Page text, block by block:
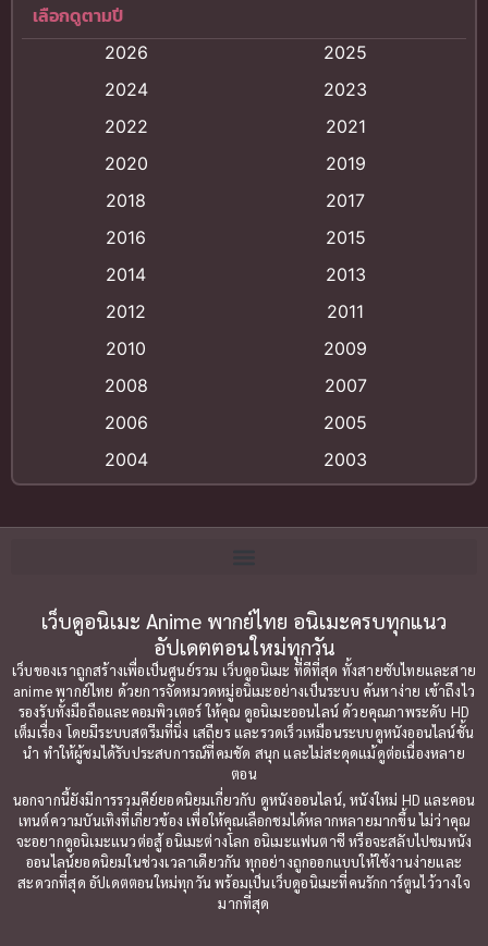
Anal (ประตูหลัง)
Animation การ์ตูน
Animation อนิเมะ
Animation แอนิเมชัน
(9)
Big tits (นมใหญ่)
Bitch (ผู้หญิงร่าน)
Bondage (ทาส)(1)
Censored (เซ็นเซอร์)(19)
Comedy (ตลก)(79)
Comedy ตลก
Comic Book การ์ตูน(1)
Coming of Age ก้าวพ้นวัย (7)
(6)
เลือกดูตามปี
2026
2025
2024
2023
2022
2021
2020
2019
2018
2017
2016
2015
2014
2013
2012
2011
2010
2009
2008
2007
2006
2005
2004
2003
2000
1999
1996
1990
1989
1988
1987
1985
1984
1983
1982
1981
1980
1979
1977
1972
เว็บดูอนิเมะ Anime พากย์ไทย อนิเมะครบทุกแนว
อัปเดตตอนใหม่ทุกวัน
เว็บของเราถูกสร้างเพื่อเป็นศูนย์รวม เว็บดูอนิเมะ ที่ดีที่สุด ทั้งสายซับไทยและสาย
anime พากย์ไทย ด้วยการจัดหมวดหมู่อนิเมะอย่างเป็นระบบ ค้นหาง่าย เข้าถึงไว
รองรับทั้งมือถือและคอมพิวเตอร์ ให้คุณ ดูอนิเมะออนไลน์ ด้วยคุณภาพระดับ HD
เต็มเรื่อง โดยมีระบบสตรีมที่นิ่ง เสถียร และรวดเร็วเหมือนระบบดูหนังออนไลน์ชั้น
นำ ทำให้ผู้ชมได้รับประสบการณ์ที่คมชัด สนุก และไม่สะดุดแม้ดูต่อเนื่องหลาย
ตอน
นอกจากนี้ยังมีการรวมคีย์ยอดนิยมเกี่ยวกับ ดูหนังออนไลน์, หนังใหม่ HD และคอน
เทนต์ความบันเทิงที่เกี่ยวข้อง เพื่อให้คุณเลือกชมได้หลากหลายมากขึ้น ไม่ว่าคุณ
จะอยากดูอนิเมะแนวต่อสู้ อนิเมะต่างโลก อนิเมะแฟนตาซี หรือจะสลับไปชมหนัง
ออนไลน์ยอดนิยมในช่วงเวลาเดียวกัน ทุกอย่างถูกออกแบบให้ใช้งานง่ายและ
สะดวกที่สุด อัปเดตตอนใหม่ทุกวัน พร้อมเป็นเว็บดูอนิเมะที่คนรักการ์ตูนไว้วางใจ
มากที่สุด